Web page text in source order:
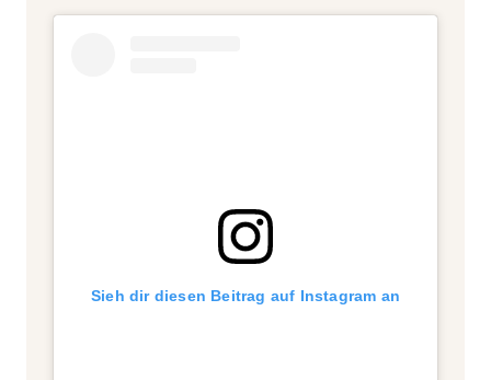
Sieh dir diesen Beitrag auf Instagram an